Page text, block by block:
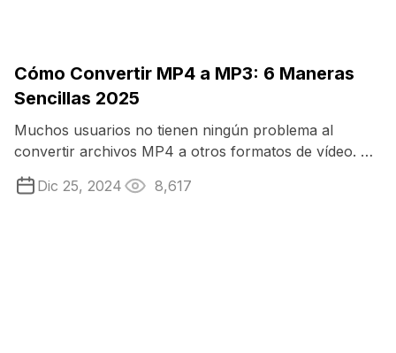
Cómo Convertir MP4 a MP3: 6 Maneras
Sencillas 2025
Muchos usuarios no tienen ningún problema al
convertir archivos MP4 a otros formatos de vídeo. Sin
embargo, al considerar una tarea menos ...
Dic 25, 2024 8,617